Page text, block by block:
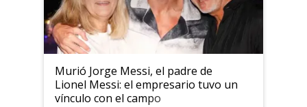
Murió Jorge Messi, el padre de
Lionel Messi: el empresario tuvo un
vínculo con el campo